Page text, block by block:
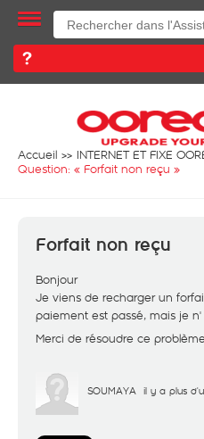
Accueil
INTERNET ET FIXE
Question: « Forfait non reçu »
Forfait non reçu
Bonjour
Je viens de recharger un
paiement est passé, mais je
Merci de résoudre ce problème
SOUMAYA il y a plus